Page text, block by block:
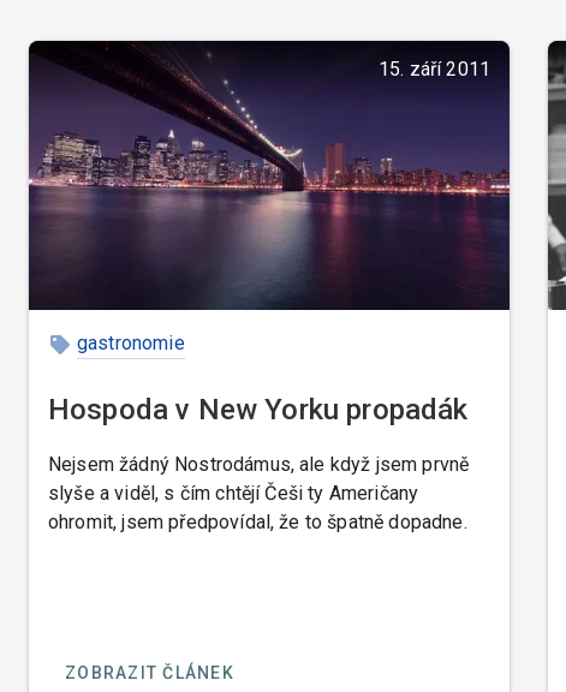
15. září 2011
gastronomie
Hospoda v New Yorku propadák
Nejsem žádný Nostrodámus, ale když jsem prvně
slyše a viděl, s čím chtějí Češi ty Američany
ohromit, jsem předpovídal, že to špatně dopadne.
ZOBRAZIT ČLÁNEK